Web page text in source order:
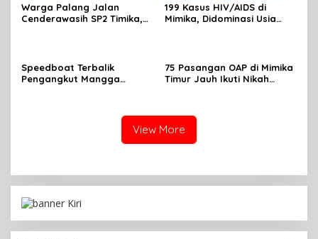
Warga Palang Jalan
Cenderawasih SP2 Timika,
199 Kasus HIV/AIDS di
Mimika, Didominasi Usia
Speedboat Terbalik
Pengangkut Mangga
75 Pasangan OAP di Mimika
Timur Jauh Ikuti Nikah
View More